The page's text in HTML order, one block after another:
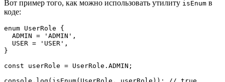
Вот пример того, как можно использовать утилиту isEnum в
коде:
enum UserRole {
  ADMIN = 'ADMIN',
  USER = 'USER',
}
const userRole = UserRole.ADMIN;